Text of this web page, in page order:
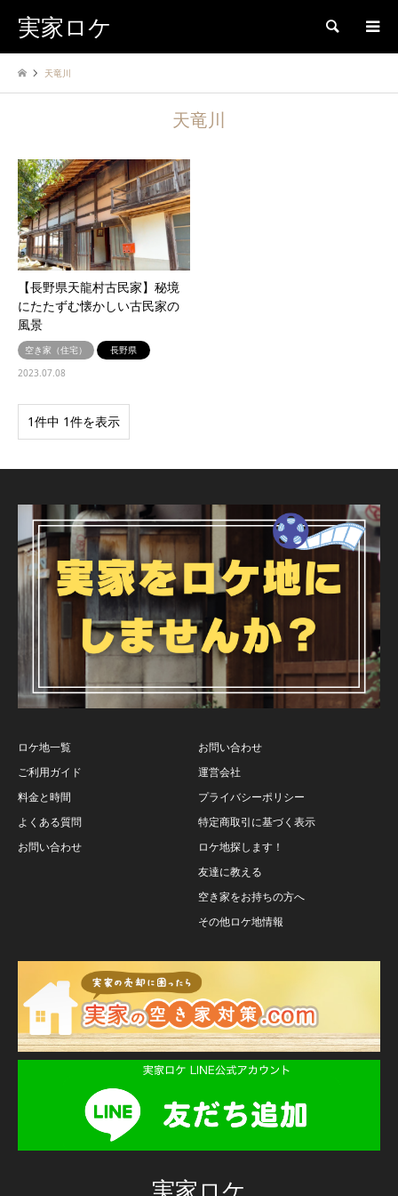
実家ロケ 検索
天竜川
天竜川
【長野県天龍村古民家】秘境
にたたずむ懐かしい古民家の
風景
空き家（住宅）
長野県
2023.07.08
1件中 1件を表示
ロケ地一覧
ご利用ガイド
料金と時間
よくある質問
お問い合わせ
お問い合わせ
運営会社
プライバシーポリシー
特定商取引に基づく表示
ロケ地探します！
友達に教える
空き家をお持ちの方へ
その他ロケ地情報